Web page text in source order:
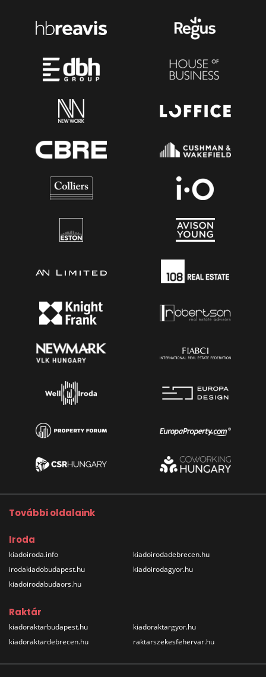
További oldalaink
Iroda
kiadoiroda.info
irodakiadobudapest.hu
kiadoirodabudaors.hu
kiadoirodadebrecen.hu
kiadoirodagyor.hu
Raktár
kiadoraktarbudapest.hu
kiadoraktardebrecen.hu
kiadoraktargyor.hu
raktarszekesfehervar.hu